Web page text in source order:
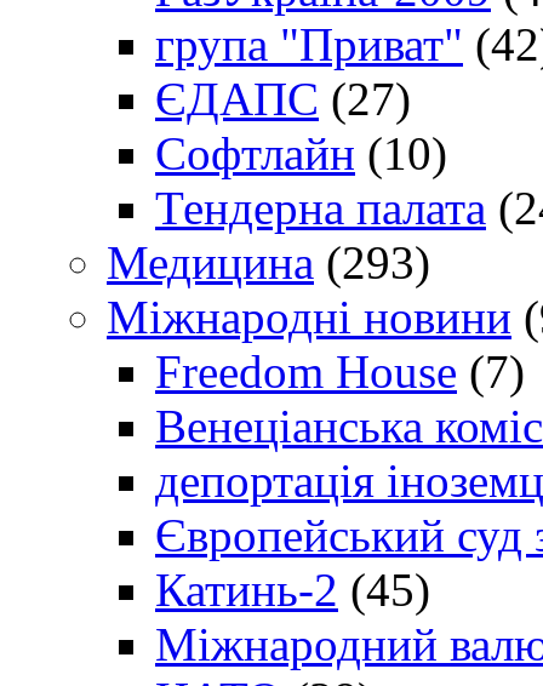
група "Приват"
ЄДАПС (27)
Софтлайн (10)
Тендерна палата
Медицина (293)
Міжнародні новини
Freedom House (7)
Венеціанська
депортація
Європейський
Катинь-2 (45)
Міжнародний